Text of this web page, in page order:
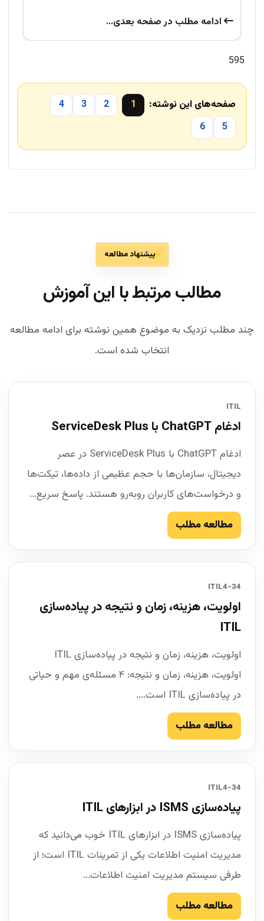
ادامه‌ مطلب در صفحه‌ بعدی...
595
صفحه‌های این نوشته: 1
2
3
4
5
6
پیشنهاد مطالعه
مطالب مرتبط با این آموزش
چند مطلب نزدیک به موضوع همین نوشته برای ادامه مطالعه
انتخاب شده است.
ITIL
ادغام ChatGPT با ServiceDesk Plus
ادغام ChatGPT با ServiceDesk Plus در عصر
دیجیتال، سازمان‌ها با حجم عظیمی از داده‌ها، تیکت‌ها
و درخواست‌های کاربران روبه‌رو هستند. پاسخ سریع...
مطالعه مطلب
34-ITIL4
اولویت، هزینه، زمان و نتیجه در پیاده‌سازی
ITIL
اولویت، هزینه، زمان و نتیجه در پیاده‌سازی ITIL
اولویت، هزینه، زمان و نتیجه: ۴ مسئله‌ی مهم و حیاتی
در پیاده‌سازی ITIL است....
مطالعه مطلب
34-ITIL4
پیاده‌سازی ISMS در ابزارهای ITIL
پیاده‌سازی ISMS در ابزارهای ITIL خوب می‌دانید که
مدیریت امنیت اطلاعات یکی از تمرینات ITIL است؛ از
طرفی سیستم مدیریت امنیت اطلاعات...
مطالعه مطلب